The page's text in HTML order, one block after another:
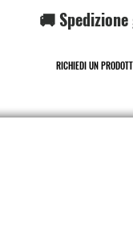
🚚
RICHIEDI UN